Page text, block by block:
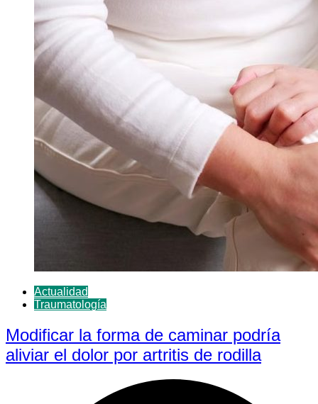
Actualidad
Traumatología
Modificar la forma de caminar podría
aliviar el dolor por artritis de rodilla